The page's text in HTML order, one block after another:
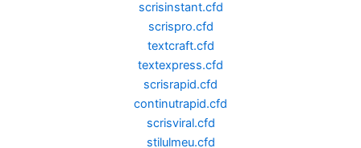
scrisinstant.cfd
scrispro.cfd
textcraft.cfd
textexpress.cfd
scrisrapid.cfd
continutrapid.cfd
scrisviral.cfd
stilulmeu.cfd